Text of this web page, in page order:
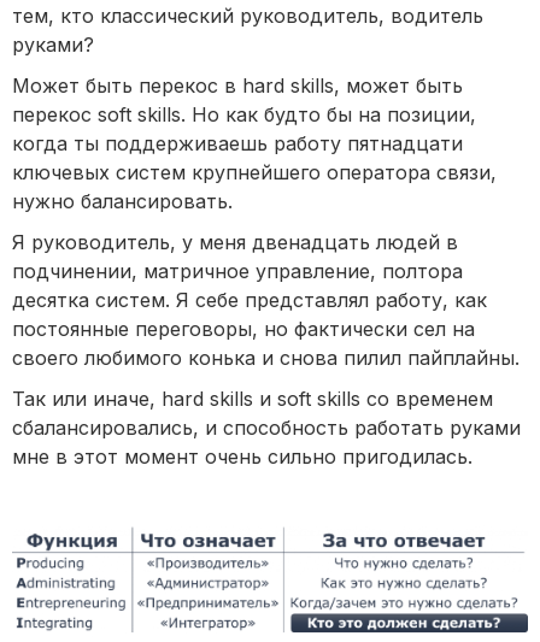
тем, кто классический руководитель, водитель
руками?
Может быть перекос в hard skills, может быть
перекос soft skills. Но как будто бы на позиции,
когда ты поддерживаешь работу пятнадцати
ключевых систем крупнейшего оператора связи,
нужно балансировать.
Я руководитель, у меня двенадцать людей в
подчинении, матричное управление, полтора
десятка систем. Я себе представлял работу, как
постоянные переговоры, но фактически сел на
своего любимого конька и снова пилил пайплайны.
Так или иначе, hard skills и soft skills со временем
сбалансировались, и способность работать руками
мне в этот момент очень сильно пригодилась.